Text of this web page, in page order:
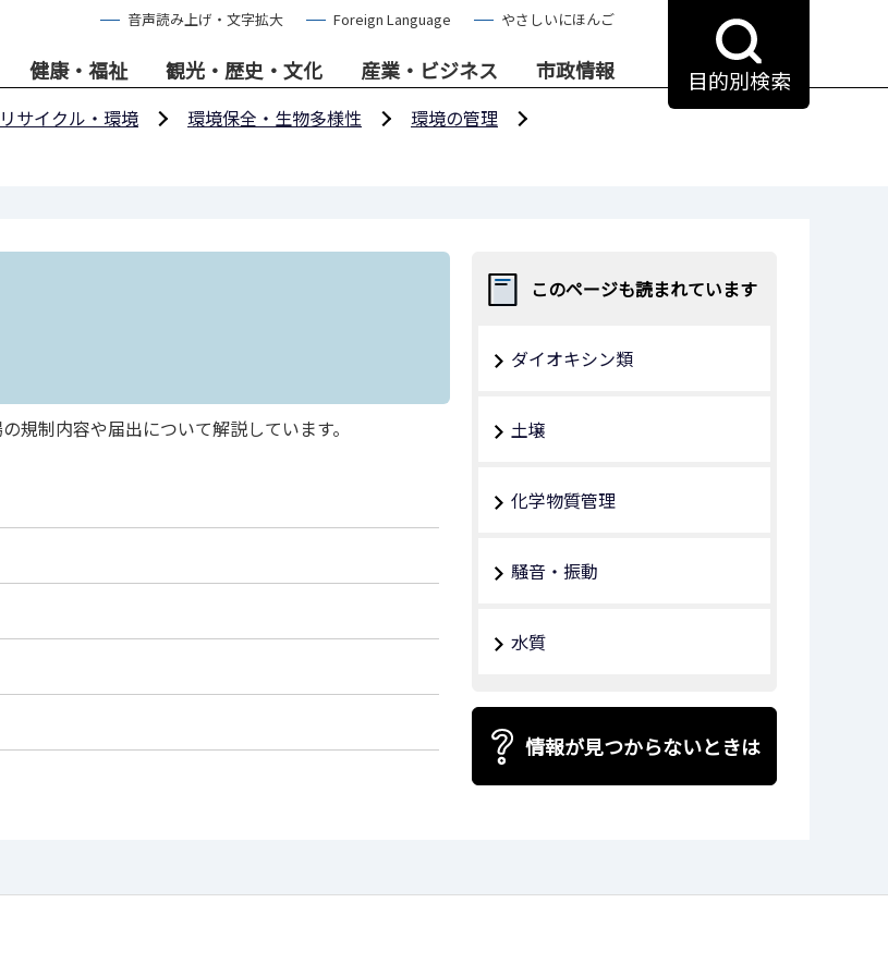
音声読み上げ・文字拡大 Foreign Language やさしいにほんご
健康・福祉 観光・歴史・文化 産業・ビジネス 市政情報 目的別検索
サイクル・環境 環境保全・生物多様性
環境の管理
制内容や届出について解説しています。
このページも読まれています
ダイオキシン類
土壌
化学物質管理
騒音・振動
水質
情報が見つからないときは